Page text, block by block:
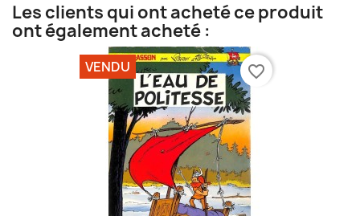
Les clients qui ont acheté ce produit
ont également acheté :
VENDU favorite_border